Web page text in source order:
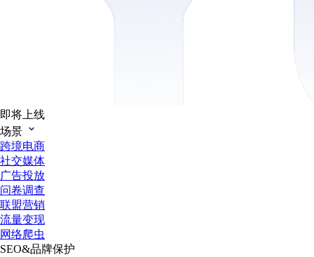
即将上线
场景
跨境电商
社交媒体
广告投放
问卷调查
联盟营销
流量变现
网络爬虫
SEO&品牌保护